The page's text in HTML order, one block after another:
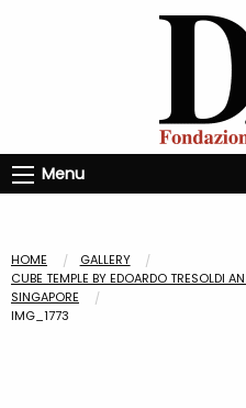
Menu
HOME
GALLERY
CUBE TEMPLE BY EDOARDO TRESOLDI
SINGAPORE
IMG_1773